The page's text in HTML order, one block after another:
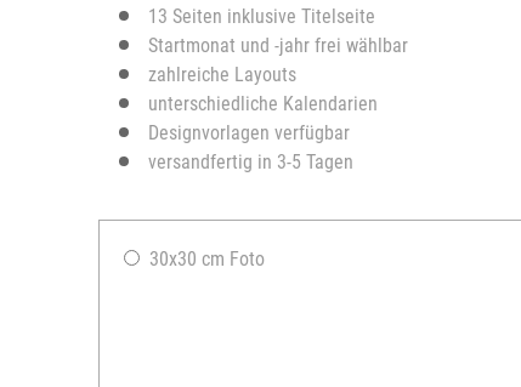
13 Seiten inklusive Titelseite
Startmonat und -jahr frei wählbar
zahlreiche Layouts
unterschiedliche Kalendarien
Designvorlagen verfügbar
versandfertig in 3-5 Tagen
30x30 cm Foto